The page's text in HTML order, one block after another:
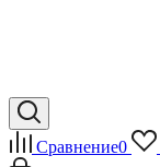
Сравнение0